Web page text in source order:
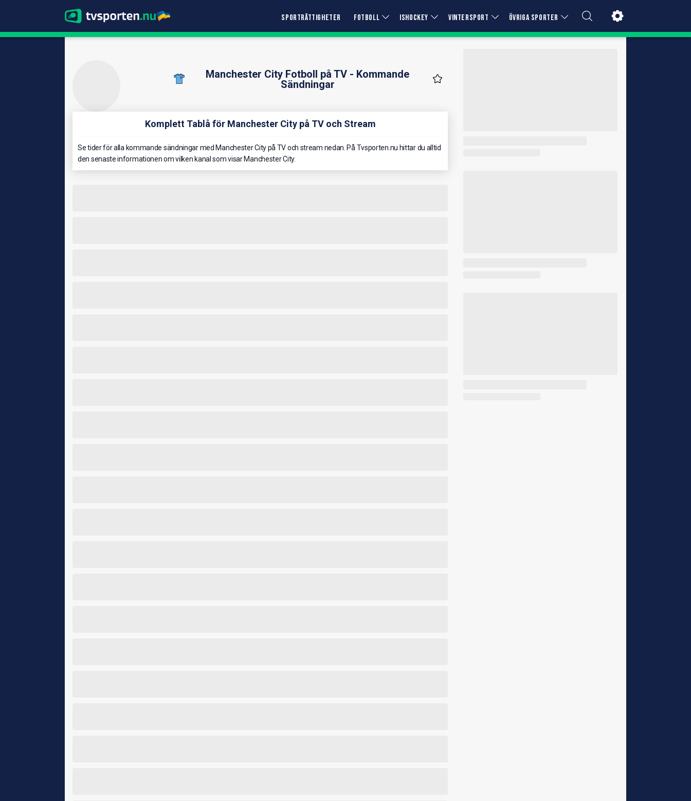
SPORTRÄTTIGHETER FOTBOLL ISHOCKEY VINTERSPORT ÖVRIGA SPORTER
Manchester City Fotboll på TV - Kommande
Sändningar
Komplett Tablå för Manchester City på TV och Stream
Se tider för alla kommande sändningar med Manchester City på TV och stream nedan. På Tvsporten.nu hittar du alltid
den senaste informationen om vilken kanal som visar Manchester City.